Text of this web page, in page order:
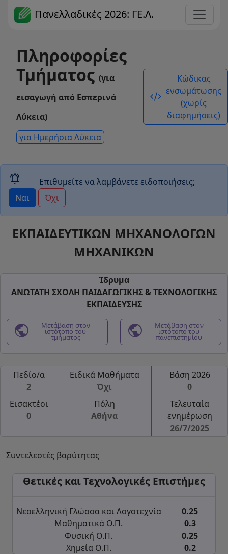
Πανελλαδικές 2026: ΓΕ.Λ.
Πληροφορίες
Τμήματος (για
εισαγωγή από Εσπερινά
Λύκεια)
για Ημερήσια Λύκεια
code_xml
Κώδικας
ενσωμάτωσης
(χωρίς
διαφημήσεις)
notifications_active
Επιθυμείτε να λαμβάνετε ειδοποιήσεις;
Ναι
Όχι
ΕΚΠΑΙΔΕΥΤΙΚΩΝ ΜΗΧΑΝΟΛΟΓΩΝ
ΜΗΧΑΝΙΚΩΝ
Ίδρυμα
ΑΝΩΤΑΤΗ ΣΧΟΛΗ ΠΑΙΔΑΓΩΓΙΚΗΣ & ΤΕΧΝΟΛΟΓΙΚΗΣ
ΕΚΠΑΙΔΕΥΣΗΣ
public Μετάβαση στον
ιστότοπο του
τμήματος public Μετάβαση στον
ιστότοπο του
πανεπιστημίου
Πεδίο/α
2
Ειδικά Μαθήματα
Όχι
Βάση 2026
0
Εισακτέοι
0
Πόλη
Αθήνα
Τελευταία
ενημέρωση
26/7/2025
Συντελεστές βαρύτητας
Θετικές και Τεχνολογικές Επιστήμες
Νεοελληνική Γλώσσα και Λογοτεχνία
0.25
Μαθηματικά Ο.Π.
0.3
Φυσική Ο.Π.
0.25
Χημεία Ο.Π.
0.2